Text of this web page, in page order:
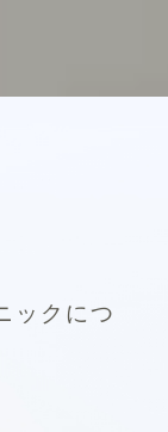
ックにつ